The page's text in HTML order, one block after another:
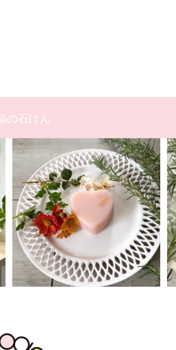
の石けん